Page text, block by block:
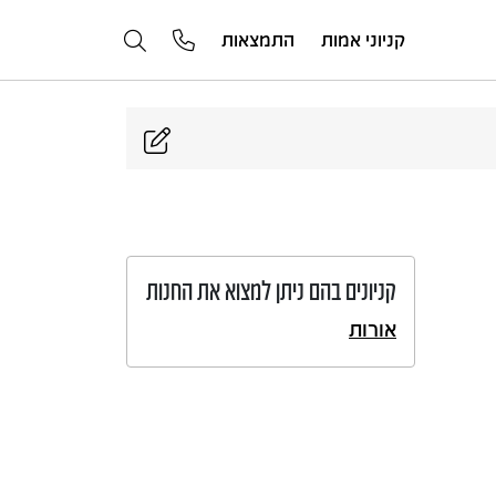
קניוני אמות התמצאות
קניונים בהם ניתן למצוא את החנות
אורות